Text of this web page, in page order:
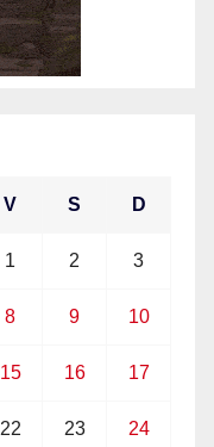
V S D
1 2 3
8 9 10
15 16 17
22 23 24